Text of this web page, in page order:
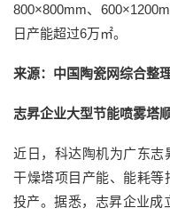
800×800mm、
日产能超过6万㎡。
来源：中国陶瓷网综合整
志昇企业大型节能喷雾塔
近日，科达陶机为广东志
干燥塔项目产能、能耗等
投产。据悉，志昇企业成